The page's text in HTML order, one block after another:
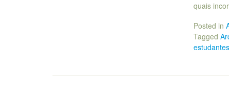
quais
Posted in
Tagged
estudantes